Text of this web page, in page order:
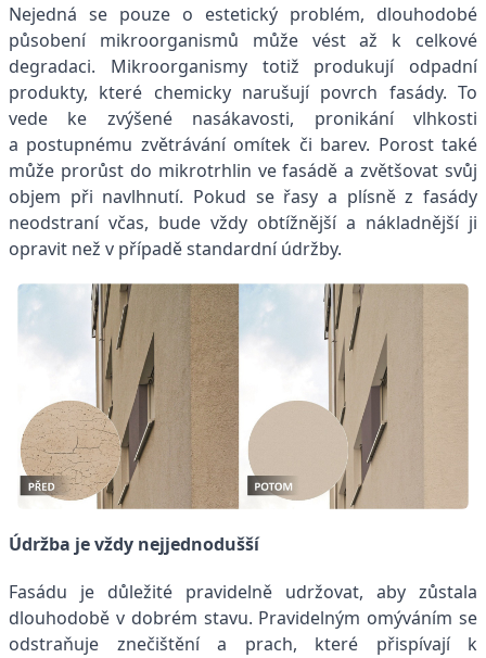
Nejedná se pouze o estetický problém, dlouhodobé
působení mikroorganismů může vést až k celkové
degradaci. Mikroorganismy totiž produkují odpadní
produkty, které chemicky narušují povrch fasády. To
vede ke zvýšené nasákavosti, pronikání vlhkosti
a postupnému zvětrávání omítek či barev. Porost také
může prorůst do mikrotrhlin ve fasádě a zvětšovat svůj
objem při navlhnutí. Pokud se řasy a plísně z fasády
neodstraní včas, bude vždy obtížnější a nákladnější ji
opravit než v případě standardní údržby.
Údržba je vždy nejjednodušší
Fasádu je důležité pravidelně udržovat, aby zůstala
dlouhodobě v dobrém stavu. Pravidelným omýváním se
odstraňuje znečištění a prach, které přispívají k